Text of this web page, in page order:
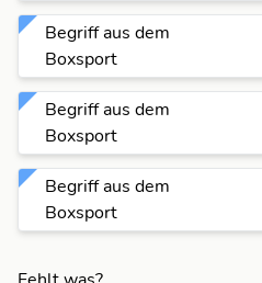
Begriff aus dem
Boxsport
Begriff aus dem
Boxsport
Begriff aus dem
Boxsport